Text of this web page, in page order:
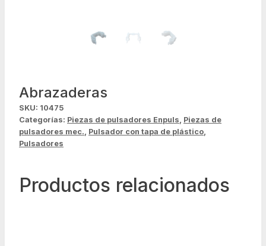
Abrazaderas
SKU: 10475
Categorías: Piezas de pulsadores Enpuls, Piezas de
pulsadores mec., Pulsador con tapa de plástico,
Pulsadores
Productos relacionados